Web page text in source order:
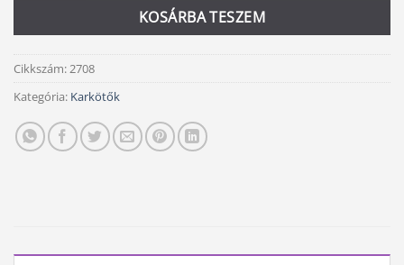
KOSÁRBA TESZEM
Cikkszám:2708
Kategória: Karkötők